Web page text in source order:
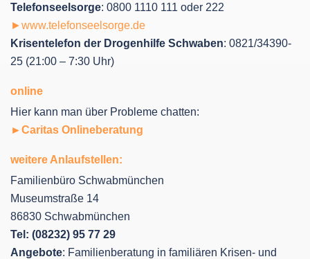
Telefonseelsorge: 0800 1110 111 oder 222
►www.telefonseelsorge.de
Krisentelefon der Drogenhilfe Schwaben: 0821/34390-
25 (21:00 – 7:30 Uhr)
online
Hier kann man über Probleme chatten:
►Caritas Onlineberatung
weitere Anlaufstellen:
Familienbüro Schwabmünchen
Museumstraße 14
86830 Schwabmünchen
Tel: (08232) 95 77 29
Angebote: Familienberatung in familiären Krisen- und